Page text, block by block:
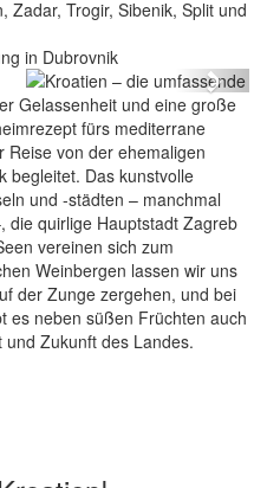
Zadar, Trogir, Sibenik, Split und
in Dubrovnik
Next
Gelassenheit und eine große
fürs mediterrane
Reise von der ehemaligen
begleitet. Das kunstvolle
und -städten – manchmal
die quirlige Hauptstadt Zagreb
vereinen sich zum
Weinbergen lassen wir uns
der Zunge zergehen, und bei
es neben süßen Früchten auch
Zukunft des Landes.